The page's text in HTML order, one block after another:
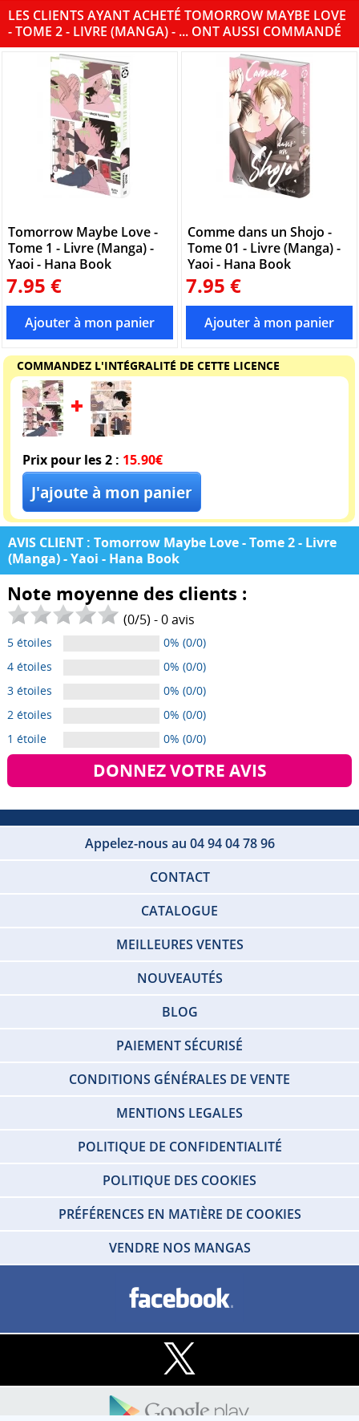
LES CLIENTS AYANT ACHETÉ TOMORROW MAYBE LOVE
- TOME 2 - LIVRE (MANGA) - ... ONT AUSSI COMMANDÉ
Tomorrow Maybe Love -
Tome 1 - Livre (Manga) -
Yaoi - Hana Book
7.95 €
Comme dans un Shojo -
Tome 01 - Livre (Manga) -
Yaoi - Hana Book
7.95 €
COMMANDEZ L'INTÉGRALITÉ DE CETTE LICENCE
Prix pour les 2 : 15.90€
AVIS CLIENT : Tomorrow Maybe Love - Tome 2 - Livre
(Manga) - Yaoi - Hana Book
Note moyenne des clients :
(0/5) -0avis
5 étoiles
0% (0/0)
4 étoiles
0% (0/0)
3 étoiles
0% (0/0)
2 étoiles
0% (0/0)
1 étoile
0% (0/0)
DONNEZ VOTRE AVIS
Appelez-nous au 04 94 04 78 96
CONTACT
CATALOGUE
MEILLEURES VENTES
NOUVEAUTÉS
BLOG
PAIEMENT SÉCURISÉ
CONDITIONS GÉNÉRALES DE VENTE
MENTIONS LEGALES
POLITIQUE DE CONFIDENTIALITÉ
POLITIQUE DES COOKIES
PRÉFÉRENCES EN MATIÈRE DE COOKIES
VENDRE NOS MANGAS